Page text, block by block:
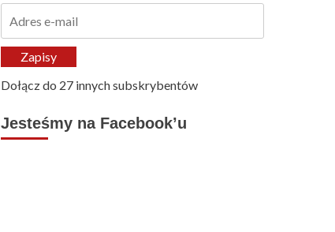
mailZapisy
Dołącz do 27 innych subskrybentów
Jesteśmy na Facebook’u